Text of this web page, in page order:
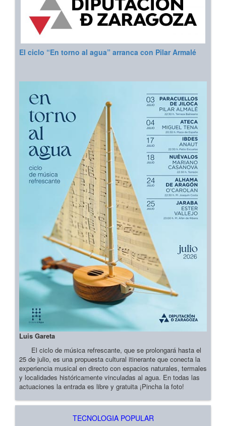
El ciclo “En torno al agua” arranca con Pilar Armalé
Luis Gareta
El ciclo de música refrescante, que se prolongará hasta el
25 de julio, es una propuesta cultural itinerante que conecta la
experiencia musical en directo con espacios naturales, termales
y localidades históricamente vinculadas al agua. En todas las
actuaciones la entrada es libre y gratuita ¡Pincha la foto!
TECNOLOGIA POPULAR